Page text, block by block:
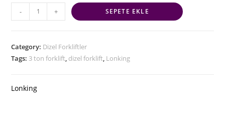
- + SEPETE EKLE
Category: Dizel Forkliftler
Tags: 3 ton forklift, dizel forklift, Lonking
Lonking